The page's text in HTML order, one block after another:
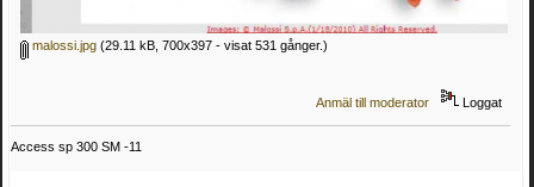
malossi.jpg (29.11 kB, 700x397 - visat 531 gånger.)
Anmäl till moderator Loggat
Access sp 300 SM -11